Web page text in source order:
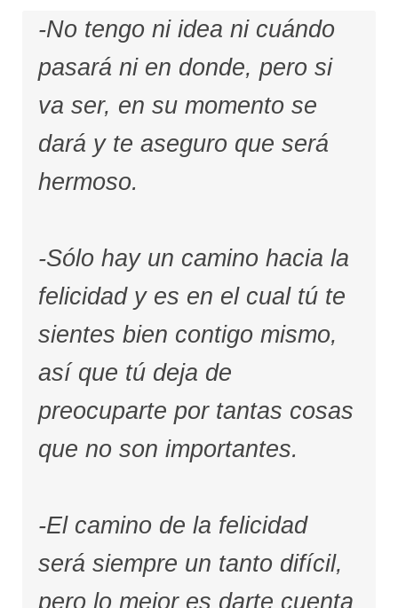
-No tengo ni idea ni cuándo
pasará ni en donde, pero si
va ser, en su momento se
dará y te aseguro que será
hermoso.
-Sólo hay un camino hacia la
felicidad y es en el cual tú te
sientes bien contigo mismo,
así que tú deja de
preocuparte por tantas cosas
que no son importantes.
-El camino de la felicidad
será siempre un tanto difícil,
pero lo mejor es darte cuenta